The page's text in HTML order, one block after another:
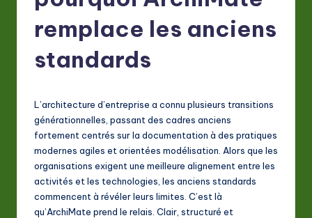
L
remplace les anciens
standards
L’architecture d’entreprise a connu plusieurs transitions
générationnelles, passant des cadres anciens
fortement centrés sur la documentation à des pratiques
modernes agiles et orientées modélisation. Alors que les
organisations exigent une meilleure alignement entre les
activités et les technologies, les anciens standards
commencent à révéler leurs limites. C’est là
qu’ArchiMate prend le relais. Clair, structuré et